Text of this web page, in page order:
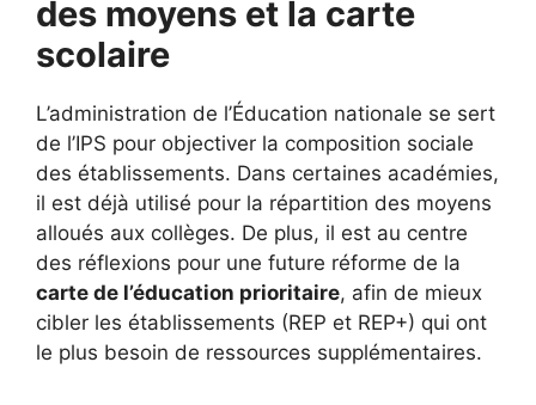
des moyens et la carte
scolaire
L’administration de l’Éducation nationale se sert
de l’IPS pour objectiver la composition sociale
des établissements. Dans certaines académies,
il est déjà utilisé pour la répartition des moyens
alloués aux collèges. De plus, il est au centre
des réflexions pour une future réforme de la
carte de l’éducation prioritaire, afin de mieux
cibler les établissements (REP et REP+) qui ont
le plus besoin de ressources supplémentaires.